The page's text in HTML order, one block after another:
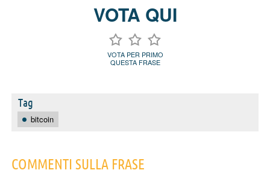
VOTA QUI
VOTA PER PRIMO
QUESTA FRASE
Tag
bitcoin
COMMENTI SULLA FRASE